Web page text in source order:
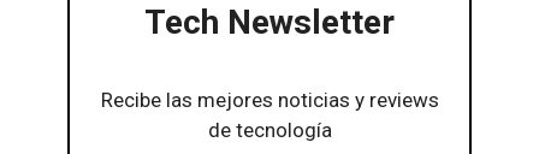
Tech Newsletter
Recibe las mejores noticias y reviews
de tecnología